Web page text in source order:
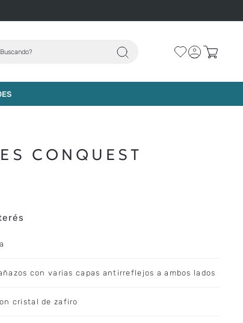
AGREGAR AL CARRO
CONQUEST
con varias capas antirreflejos a ambos lados
cristal de zafiro